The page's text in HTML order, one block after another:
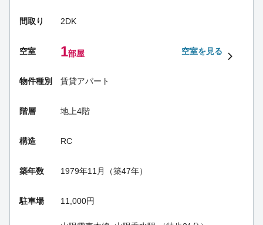
間取り 2DK
空室 1部屋 空室を見る
物件種別 賃貸アパート
階層 地上4階
構造 RC
築年数 1979年11月（築47年）
駐車場 11,000円